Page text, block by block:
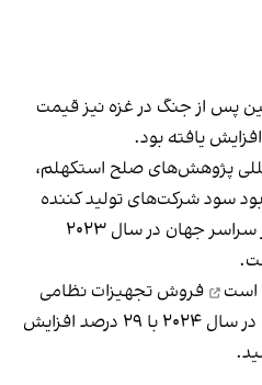
پس از جنگ در غزه نیز قیمت
یافته بود.
پژوهش‌های صلح استکهلم،
سود شرکت‌های تولید کننده
تسلیحات و خدمات نظامی در سراسر جهان در سال ۲۰۲۳
است
فروش تجهیزات نظامی
این کشور به دولت‌های خارجی در سال ۲۰۲۴ با ۲۹ درصد افزایش